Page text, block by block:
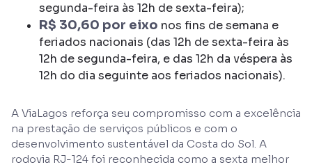
segunda-feira às 12h de sexta-feira);
R$ 30,60 por eixo nos fins de semana e
feriados nacionais (das 12h de sexta-feira às
12h de segunda-feira, e das 12h da véspera às
12h do dia seguinte aos feriados nacionais).
A ViaLagos reforça seu compromisso com a excelência
na prestação de serviços públicos e com o
desenvolvimento sustentável da Costa do Sol. A
rodovia RJ-124 foi reconhecida como a sexta melhor